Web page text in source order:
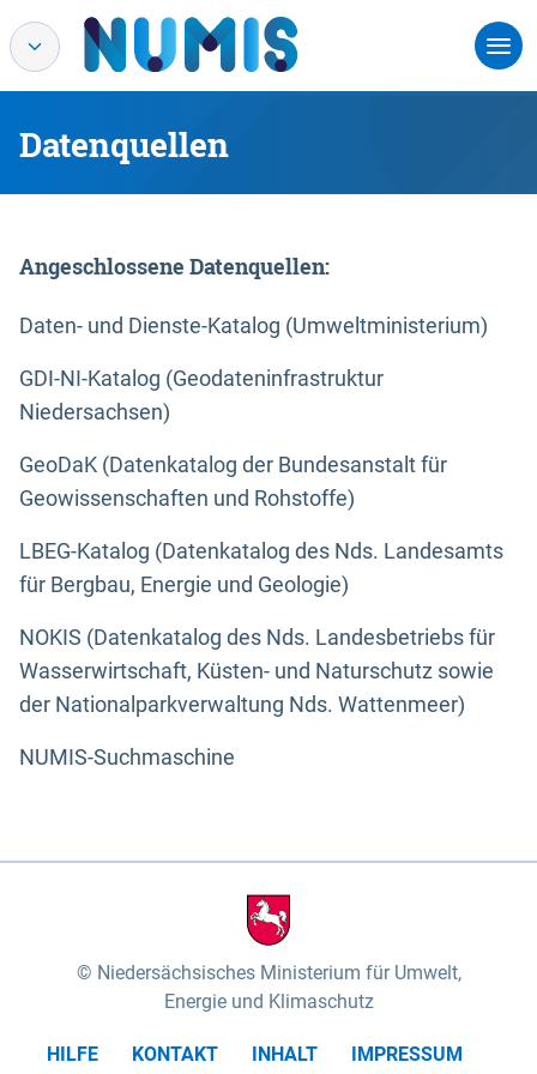
Datenquellen
Angeschlossene Datenquellen:
Daten- und Dienste-Katalog (Umweltministerium)
GDI-NI-Katalog (Geodateninfrastruktur
Niedersachsen)
GeoDaK (Datenkatalog der Bundesanstalt für
Geowissenschaften und Rohstoffe)
LBEG-Katalog (Datenkatalog des Nds. Landesamts
für Bergbau, Energie und Geologie)
NOKIS (Datenkatalog des Nds. Landesbetriebs für
Wasserwirtschaft, Küsten- und Naturschutz sowie
der Nationalparkverwaltung Nds. Wattenmeer)
NUMIS-Suchmaschine
Niedersächsisches Ministerium für Umwelt,
Energie und Klimaschutz
HILFE KONTAKT INHALT
IMPRESSUM